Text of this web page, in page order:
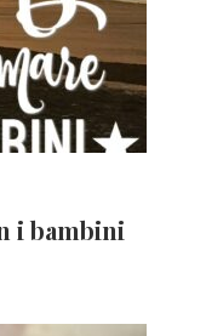
i bambini